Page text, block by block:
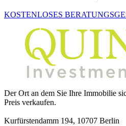
KOSTENLOSES
Der Ort an dem Sie Ihre Immobilie
Preis verkaufen.
Kurfürstendamm 194, 10707 Berlin